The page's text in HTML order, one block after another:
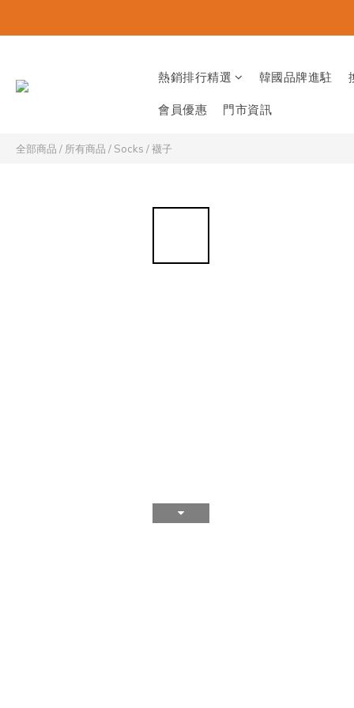
熱銷排行精選 韓國品牌進駐
會員優惠 門市資訊
全部商品 / 所有商品 / Socks / 襪子